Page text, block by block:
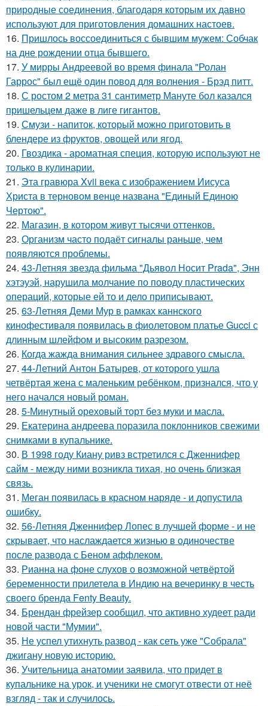
природные соединения, благодаря которым их давно
используют для приготовления домашних настоев.
16. Пришлось воссоединиться с бывшим мужем: Собчак
на дне рождении отца бывшего.
17. У мирры Андреевой во время финала "Ролан
Гаррос" был ещё один повод для волнения - Брэд питт.
18. С ростом 2 метра 31 сантиметр Мануте бол казался
пришельцем даже в лиге гигантов.
19. Смузи - напиток, который можно приготовить в
блендере из фруктов, овощей или ягод.
20. Гвоздика - ароматная специя, которую используют не
только в кулинарии.
21. Эта гравюра Xvii века с изображением Иисуса
Христа в терновом венце названа "Единый Единою
Чертою".
22. Магазин, в котором живут тысячи оттенков.
23. Организм часто подаёт сигналы раньше, чем
появляются проблемы.
24. 43-Летняя звезда фильма "Дьявол Носит Prada", Энн
хэтэуэй, нарушила молчание по поводу пластических
операций, которые ей то и дело приписывают.
25. 63-Летняя Деми Мур в рамках каннского
кинофестиваля появилась в фиолетовом платье Gucci с
длинным шлейфом и высоким разрезом.
26. Когда жажда внимания сильнее здравого смысла.
27. 44-Летний Антон Батырев, от которого ушла
четвёртая жена с маленьким ребёнком, признался, что у
него начался новый роман.
28. 5-Минутный ореховый торт без муки и масла.
29. Екатерина андреева поразила поклонников свежими
снимками в купальнике.
30. В 1998 году Киану ривз встретился с Дженнифер
сайм - между ними возникла тихая, но очень близкая
связь.
31. Меган появилась в красном наряде - и допустила
ошибку.
32. 56-Летняя Дженнифер Лопес в лучшей форме - и не
скрывает, что наслаждается жизнью в одиночестве
после развода с Беном аффлеком.
33. Рианна на фоне слухов о возможной четвёртой
беременности прилетела в Индию на вечеринку в честь
своего бренда Fenty Beauty.
34. Брендан фрейзер сообщил, что активно худеет ради
новой части "Мумии".
35. Не успел утихнуть развод - как сеть уже "Собрала"
джигану новую историю.
36. Учительница анатомии заявила, что придет в
купальнике на урок, и ученики не смогут отвести от неё
взгляд - так и случилось.